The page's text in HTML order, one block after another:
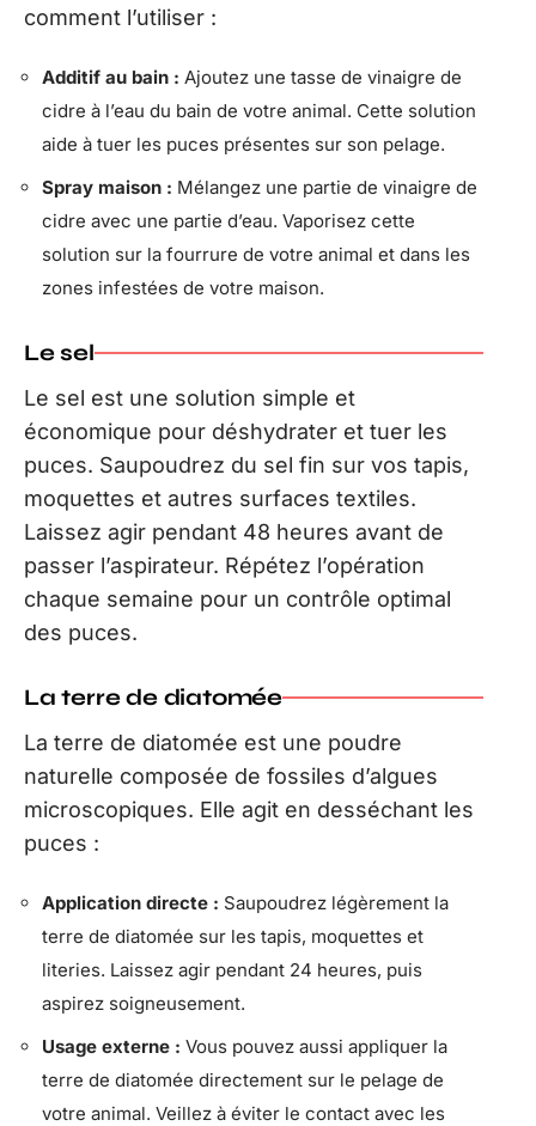
comment l’utiliser :
Additif au bain : Ajoutez une tasse de vinaigre de
cidre à l’eau du bain de votre animal. Cette solution
aide à tuer les puces présentes sur son pelage.
Spray maison : Mélangez une partie de vinaigre de
cidre avec une partie d’eau. Vaporisez cette
solution sur la fourrure de votre animal et dans les
zones infestées de votre maison.
Le sel
Le sel est une solution simple et
économique pour déshydrater et tuer les
puces. Saupoudrez du sel fin sur vos tapis,
moquettes et autres surfaces textiles.
Laissez agir pendant 48 heures avant de
passer l’aspirateur. Répétez l’opération
chaque semaine pour un contrôle optimal
des puces.
La terre de diatomée
La terre de diatomée est une poudre
naturelle composée de fossiles d’algues
microscopiques. Elle agit en desséchant les
puces :
Application directe : Saupoudrez légèrement la
terre de diatomée sur les tapis, moquettes et
literies. Laissez agir pendant 24 heures, puis
aspirez soigneusement.
Usage externe : Vous pouvez aussi appliquer la
terre de diatomée directement sur le pelage de
votre animal. Veillez à éviter le contact avec les